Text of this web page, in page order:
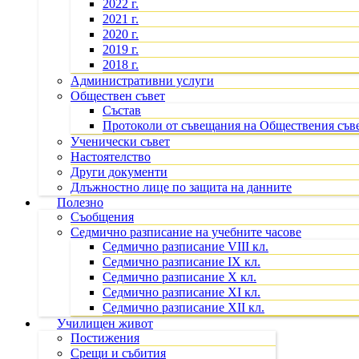
2022 г.
2021 г.
2020 г.
2019 г.
2018 г.
Административни услуги
Обществен съвет
Състав
Протоколи от съвещания на Обществения
Ученически съвет
Настоятелство
Други документи
Длъжностно лице по защита на данните
Полезно
Съобщения
Седмично разписание на учебните часове
Седмично разписание VIII кл.
Седмично разписание IX кл.
Седмично разписание X кл.
Седмично разписание XI кл.
Седмично разписание XII кл.
Училищен живот
Постижения
Срещи и събития